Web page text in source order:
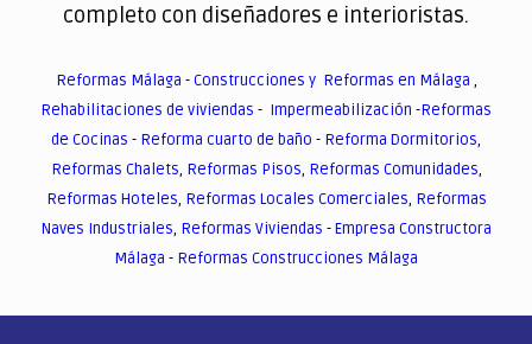
completo con diseñadores e interioristas.
Reformas Málaga -Construcciones y Reformas en Málaga ,
Rehabilitaciones de viviendas - Impermeabilización -Reformas
de Cocinas - Reforma cuarto de baño - Reforma Dormitorios,
Reformas Chalets, Reformas Pisos, Reformas Comunidades,
Reformas Hoteles, Reformas Locales Comerciales, Reformas
Naves Industriales, Reformas Viviendas -Empresa Constructora
Málaga - Reformas Construcciones Málaga